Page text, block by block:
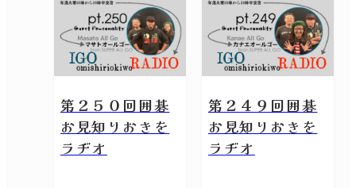
第２５０回囲碁
お見知りおきを
ラヂオ
第２４９回囲碁
お見知りおきを
ラヂオ